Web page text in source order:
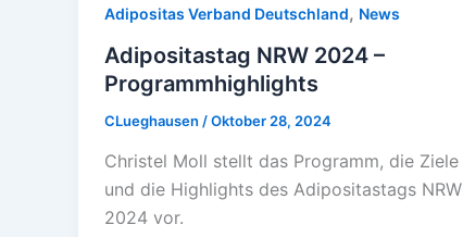
Adipositas Verband Deutschland, News
Adipositastag NRW 2024 –
Programmhighlights
CLueghausen /Oktober 28, 2024
Christel Moll stellt das Programm, die Ziele
und die Highlights des Adipositastags NRW
2024 vor.